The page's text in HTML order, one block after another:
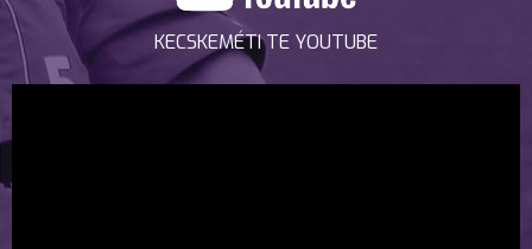
KECSKEMÉTI TE YOUTUBE